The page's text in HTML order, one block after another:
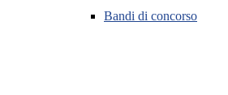
Bandi di concorso